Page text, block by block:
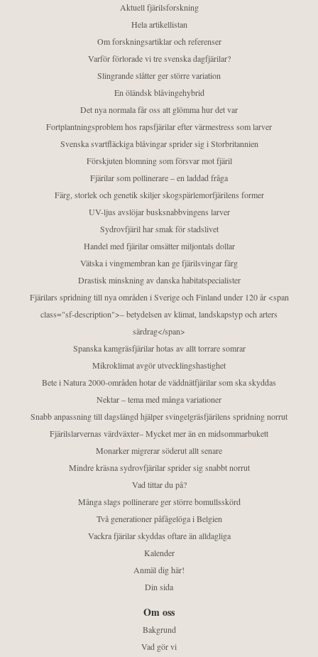
Aktuell fjärilsforskning
Hela artikellistan
Om forskningsartiklar och referenser
Varför förlorade vi tre svenska dagfjärilar?
Slingrande slåtter ger större variation
En öländsk blåvingehybrid
Det nya normala får oss att glömma hur det var
Fortplantningsproblem hos rapsfjärilar efter värmestress som larver
Svenska svartfläckiga blåvingar sprider sig i Storbritannien
Förskjuten blomning som försvar mot fjäril
Fjärilar som pollinerare – en laddad fråga
Färg, storlek och genetik skiljer skogspärlemorfjärilens former
UV-ljus avslöjar busksnabbvingens larver
Sydrovfjäril har smak för stadslivet
Handel med fjärilar omsätter miljontals dollar
Vätska i vingmembran kan ge fjärilsvingar färg
Drastisk minskning av danska habitatspecialister
Fjärilars spridning till nya områden i Sverige och Finland under 120 år <span
class="sf-description">– betydelsen av klimat, landskapstyp och arters
särdrag</span>
Spanska kamgräsfjärilar hotas av allt torrare somrar
Mikroklimat avgör utvecklingshastighet
Bete i Natura 2000-områden hotar de väddnätfjärilar som ska skyddas
Nektar – tema med många variationer
Snabb anpassning till dagslängd hjälper svingelgräsfjärilens spridning norrut
Fjärilslarvernas värdväxter– Mycket mer än en midsommarbukett
Monarker migrerar söderut allt senare
Mindre kräsna sydrovfjärilar sprider sig snabbt norrut
Vad tittar du på?
Många slags pollinerare ger större bomullsskörd
Två generationer påfågelöga i Belgien
Vackra fjärilar skyddas oftare än alldagliga
Kalender
Anmäl dig här!
Din sida
Om oss
Bakgrund
Vad gör vi